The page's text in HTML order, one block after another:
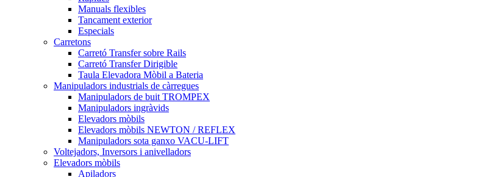
Manuals flexibles
Tancament exterior
Especials
Carretons
Carretó Transfer sobre Rails
Carretó Transfer Dirigible
Taula Elevadora Mòbil a Bateria
Manipuladors industrials de càrregues
Manipuladors de buit TROMPEX
Manipuladors ingràvids
Elevadors mòbils
Elevadors mòbils NEWTON / REFLEX
Manipuladors sota ganxo VACU-LIFT
Voltejadors, Inversors i anivelladors
Elevadors mòbils
Apiladors